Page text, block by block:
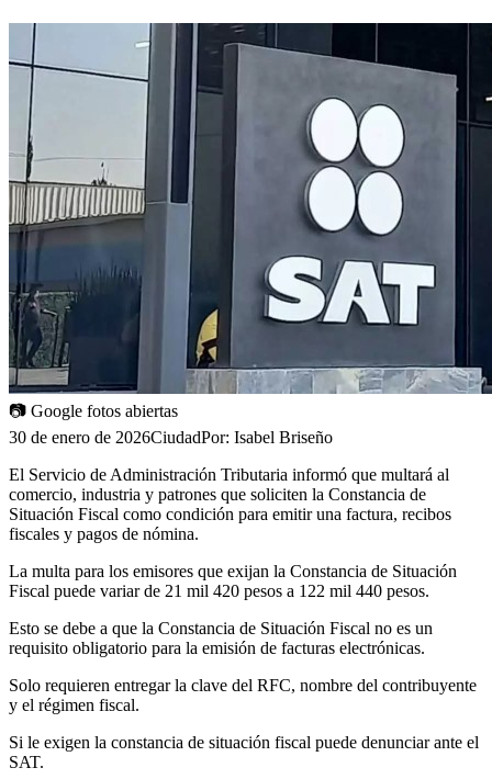
📷 Google fotos abiertas
30 de enero de 2026CiudadPor: Isabel Briseño
El Servicio de Administración Tributaria informó que multará al
comercio, industria y patrones que soliciten la Constancia de
Situación Fiscal como condición para emitir una factura, recibos
fiscales y pagos de nómina.
La multa para los emisores que exijan la Constancia de Situación
Fiscal puede variar de 21 mil 420 pesos a 122 mil 440 pesos.
Esto se debe a que la Constancia de Situación Fiscal no es un
requisito obligatorio para la emisión de facturas electrónicas.
Solo requieren entregar la clave del RFC, nombre del contribuyente
y el régimen fiscal.
Si le exigen la constancia de situación fiscal puede denunciar ante el
SAT.